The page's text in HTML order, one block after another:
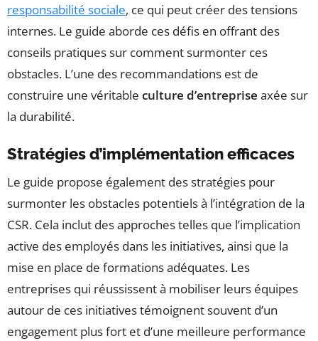
responsabilité sociale, ce qui peut créer des tensions
internes. Le guide aborde ces défis en offrant des
conseils pratiques sur comment surmonter ces
obstacles. L’une des recommandations est de
construire une véritable culture d’entreprise axée sur
la durabilité.
Stratégies d’implémentation efficaces
Le guide propose également des stratégies pour
surmonter les obstacles potentiels à l’intégration de la
CSR. Cela inclut des approches telles que l’implication
active des employés dans les initiatives, ainsi que la
mise en place de formations adéquates. Les
entreprises qui réussissent à mobiliser leurs équipes
autour de ces initiatives témoignent souvent d’un
engagement plus fort et d’une meilleure performance